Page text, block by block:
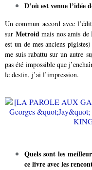
D’où est venue l’idée
Un commun accord avec
sur Metroidmais nos amis de
est un de mes anciens
me suis rabattu sur un autre
pas été impossible que
le destin, j’ai l’impression.
Quels sont les
ce livre avec les